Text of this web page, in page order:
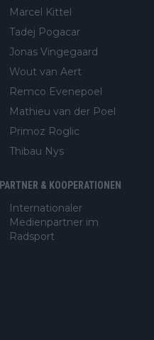
Marcel Kittel
Tadej Pogacar
Jonas Vingegaard
Wout van Aert
Remco Evenepoel
Mathieu van der Poel
Primoz Roglic
Thibau Nys
PARTNER & KOOPERATIONEN
Internationaler
Medienpartner im
Radsport